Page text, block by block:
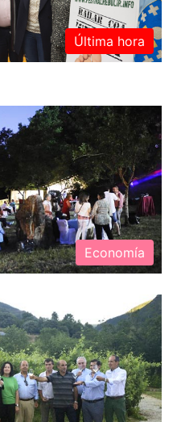
Última hora
Economía